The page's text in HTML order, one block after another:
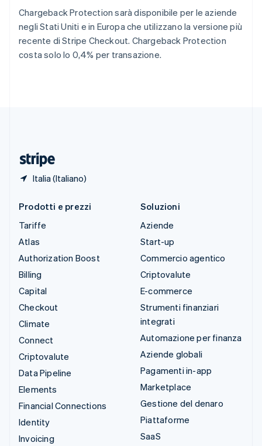
Chargeback Protection sarà disponibile per le aziende
negli Stati Uniti e in Europa che utilizzano la versione più
recente di Stripe Checkout. Chargeback Protection
costa solo lo 0,4% per transazione.
Italia (Italiano)
English Italiano
Spagna
Español English
Stati Uniti
EnglishEspañol简体中文
Prodotti e prezzi
Tariffe
Atlas
Authorization Boost
Billing
Capital
Checkout
Climate
Connect
Criptovalute
Data Pipeline
Elements
Financial Connections
Identity
Invoicing
Soluzioni
Aziende
Start-up
Commercio agentico
Criptovalute
E-commerce
Strumenti finanziari
integrati
Automazione per finanza
Aziende globali
Pagamenti in-app
Marketplace
Gestione del denaro
Piattaforme
SaaS